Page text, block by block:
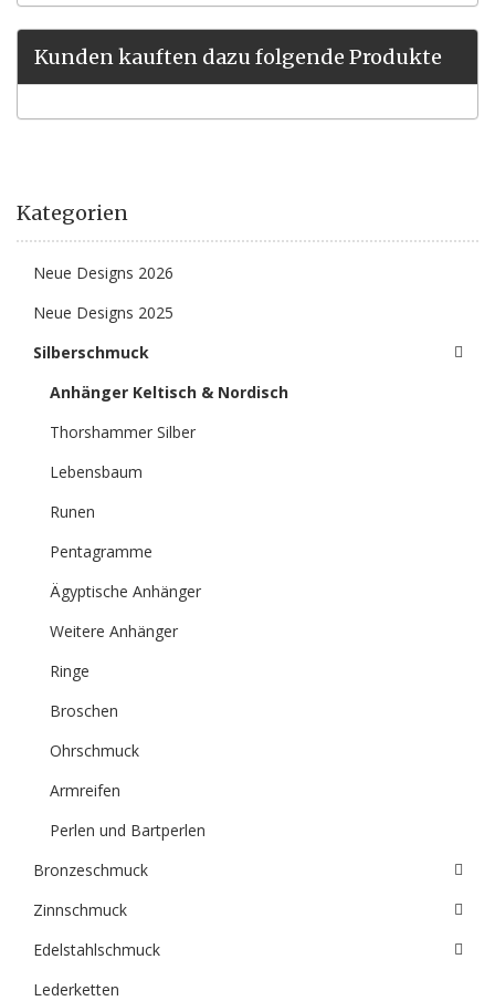
Kunden kauften dazu folgende Produkte
Kategorien
Neue Designs 2026
Neue Designs 2025
Silberschmuck
Anhänger Keltisch & Nordisch
Thorshammer Silber
Lebensbaum
Runen
Pentagramme
Ägyptische Anhänger
Weitere Anhänger
Ringe
Broschen
Ohrschmuck
Armreifen
Perlen und Bartperlen
Bronzeschmuck
Zinnschmuck
Edelstahlschmuck
Lederketten